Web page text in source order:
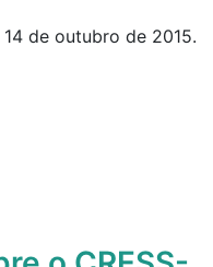
de outubro de 2015.